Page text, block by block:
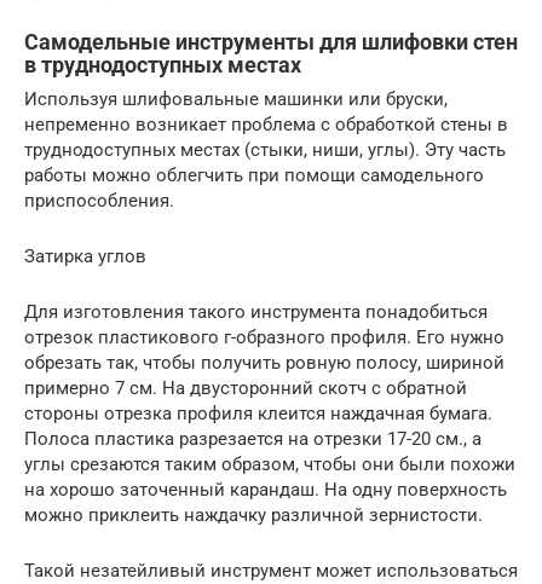
Самодельные инструменты для шлифовки стен
в труднодоступных местах
Используя шлифовальные машинки или бруски,
непременно возникает проблема с обработкой стены в
труднодоступных местах (стыки, ниши, углы). Эту часть
работы можно облегчить при помощи самодельного
приспособления.
Затирка углов
Для изготовления такого инструмента понадобиться
отрезок пластикового г-образного профиля. Его нужно
обрезать так, чтобы получить ровную полосу, шириной
примерно 7 см. На двусторонний скотч с обратной
стороны отрезка профиля клеится наждачная бумага.
Полоса пластика разрезается на отрезки 17-20 см., а
углы срезаются таким образом, чтобы они были похожи
на хорошо заточенный карандаш. На одну поверхность
можно приклеить наждачку различной зернистости.
Такой незатейливый инструмент может использоваться